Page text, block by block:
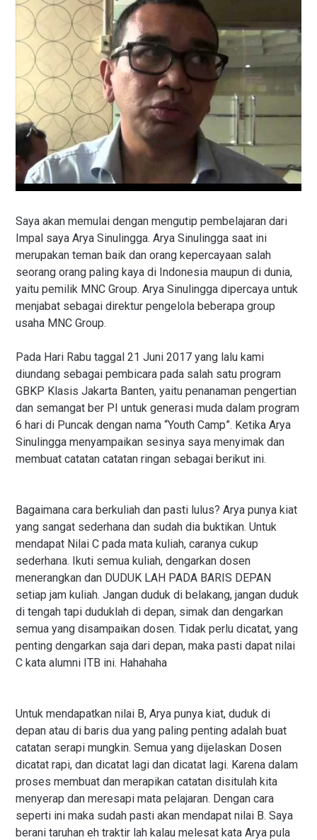
Saya akan memulai dengan mengutip pembelajaran dari
Impal saya Arya Sinulingga. Arya Sinulingga saat ini
merupakan teman baik dan orang kepercayaan salah
seorang orang paling kaya di Indonesia maupun di dunia,
yaitu pemilik MNC Group. Arya Sinulingga dipercaya untuk
menjabat sebagai direktur pengelola beberapa group
usaha MNC Group.
Pada Hari Rabu taggal 21 Juni 2017 yang lalu kami
diundang sebagai pembicara pada salah satu program
GBKP Klasis Jakarta Banten, yaitu penanaman pengertian
dan semangat ber PI untuk generasi muda dalam program
6 hari di Puncak dengan nama “Youth Camp”. Ketika Arya
Sinulingga menyampaikan sesinya saya menyimak dan
membuat catatan catatan ringan sebagai berikut ini.
Bagaimana cara berkuliah dan pasti lulus? Arya punya kiat
yang sangat sederhana dan sudah dia buktikan. Untuk
mendapat Nilai C pada mata kuliah, caranya cukup
sederhana. Ikuti semua kuliah, dengarkan dosen
menerangkan dan DUDUK LAH PADA BARIS DEPAN
setiap jam kuliah. Jangan duduk di belakang, jangan duduk
di tengah tapi duduklah di depan, simak dan dengarkan
semua yang disampaikan dosen. Tidak perlu dicatat, yang
penting dengarkan saja dari depan, maka pasti dapat nilai
C kata alumni ITB ini. Hahahaha
Untuk mendapatkan nilai B, Arya punya kiat, duduk di
depan atau di baris dua yang paling penting adalah buat
catatan serapi mungkin. Semua yang dijelaskan Dosen
dicatat rapi, dan dicatat lagi dan dicatat lagi. Karena dalam
proses membuat dan merapikan catatan disitulah kita
menyerap dan meresapi mata pelajaran. Dengan cara
seperti ini maka sudah pasti akan mendapat nilai B. Saya
berani taruhan eh traktir lah kalau melesat kata Arya pula